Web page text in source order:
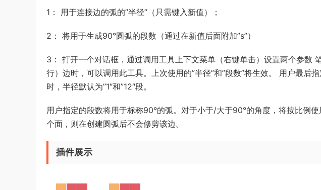
1： 用于连接边的弧的”半径”（只需键入新值）；
2： 将用于生成90°圆弧的段数（通过在新值后面附加”s”）
3： 打开一个对话框，通过调用工具上下文菜单（右键单击）设置两个参数
行）边时，可以调用此工具。上次使用的”半径”和”段数”将生效。 用户最后
时，半径默认为”1″和”12″段。
用户指定的段数将用于标称90°的弧。对于小于/大于90°的角度，将按比例
个面，则在创建圆弧后不会修剪该边。
插件展示